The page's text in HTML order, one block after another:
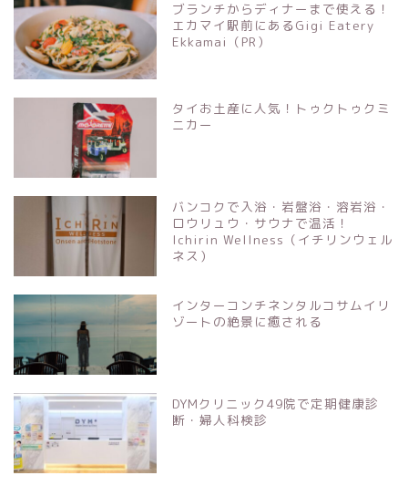
ブランチからディナーまで使える！
エカマイ駅前にあるGigi Eatery
Ekkamai（PR）
タイお土産に人気！トゥクトゥクミ
ニカー
バンコクで入浴・岩盤浴・溶岩浴・
ロウリュウ・サウナで温活！
Ichirin Wellness（イチリンウェル
ネス）
インターコンチネンタルコサムイリ
ゾートの絶景に癒される
DYMクリニック49院で定期健康診
断・婦人科検診